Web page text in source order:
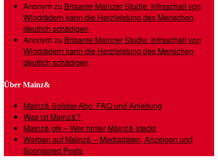
Anonymzu Brisante Mainzer Studie: Infraschall von
Windrädern kann die Herzleistung des Menschen
deutlich schädigen
Anonymzu Brisante Mainzer Studie: Infraschall von
Windrädern kann die Herzleistung des Menschen
deutlich schädigen
Über Mainz&
Mainz& Solidar-Abo: FAQ und Anleitung
Was ist Mainz&?
Mainz& gik – Wer hinter Mainz& steckt
Werben auf Mainz& – Mediadaten, Anzeigen und
Sponsored Posts